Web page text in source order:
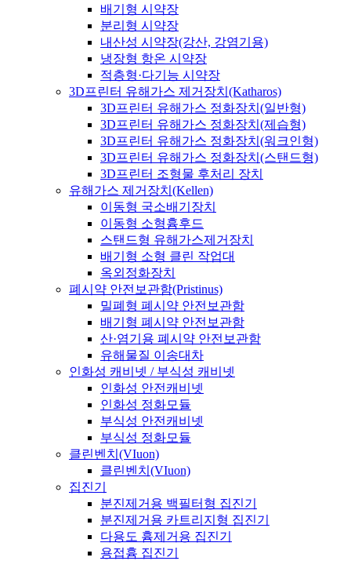
배기형 시약장
분리형 시약장
내산성 시약장(강산, 강염기용)
냉장형 항온 시약장
적층형·다기능 시약장
3D프린터 유해가스 제거장치(Katharos)
3D프린터 유해가스 정화장치(일반형)
3D프린터 유해가스 정화장치(제습형)
3D프린터 유해가스 정화장치(워크인형)
3D프린터 유해가스 정화장치(스탠드형)
3D프린터 조형물 후처리 장치
유해가스 제거장치(Kellen)
이동형 국소배기장치
이동형 소형흄후드
스탠드형 유해가스제거장치
배기형 소형 클린 작업대
옥외정화장치
폐시약 안전보관함(Pristinus)
밀폐형 폐시약 안전보관함
배기형 폐시약 안전보관함
산·염기용 폐시약 안전보관함
유해물질 이송대차
인화성 캐비넷 / 부식성 캐비넷
인화성 안전캐비넷
인화성 정화모듈
부식성 안전캐비넷
부식성 정화모듈
클린벤치(VIuon)
클린벤치(VIuon)
집진기
분진제거용 백필터형 집진기
분진제거용 카트리지형 집진기
다용도 흄제거용 집진기
용접흄 집진기